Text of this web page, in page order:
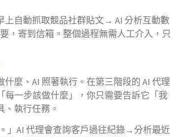
上自動抓取競品社群貼文→ AI 分析互動數
寄到信箱。整個過程無需人工介入，只
麼、AI 照著執行。在第三階段的 AI 代理
每一步該做什麼」，你只需要告訴它「我
執行任務。
」AI 代理會查詢客戶過往紀錄→分析最近